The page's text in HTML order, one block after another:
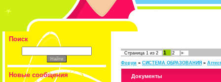
Поиск
Новые сообщения
Страница 1 из 2 1 2
»
Форум » СИСТЕМА ОБРАЗОВАНИЯ »
Документы